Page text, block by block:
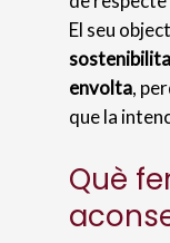
El seu
envolta,
que la
Què